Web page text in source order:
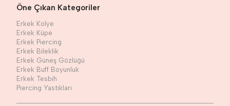
Öne Çıkan Kategoriler
Erkek Kolye
Erkek Küpe
Erkek Piercing
Erkek Bileklik
Erkek Güneş Gözlüğü
Erkek Buff Boyunluk
Erkek Tesbih
Piercing Yastıkları